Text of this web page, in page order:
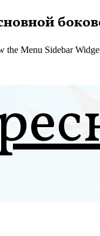
the Menu Sidebar